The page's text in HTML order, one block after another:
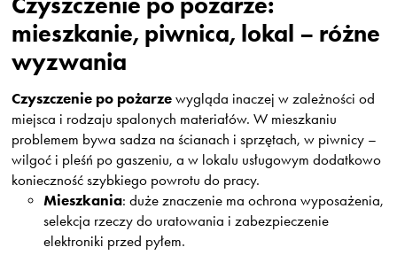
mieszkanie, piwnica, lokal – różne
wyzwania
Czyszczenie po pożarze wygląda inaczej w zależności od
miejsca i rodzaju spalonych materiałów. W mieszkaniu
problemem bywa sadza na ścianach i sprzętach, w piwnicy –
wilgoć i pleśń po gaszeniu, a w lokalu usługowym dodatkowo
konieczność szybkiego powrotu do pracy.
Mieszkania: duże znaczenie ma ochrona wyposażenia,
selekcja rzeczy do uratowania i zabezpieczenie
elektroniki przed pyłem.